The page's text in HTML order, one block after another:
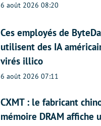
6 août 2026 08:20
Ces employés de
utilisent des IA
virés illico
6 août 2026 07:11
CXMT : le fabricant
mémoire DRAM affiche